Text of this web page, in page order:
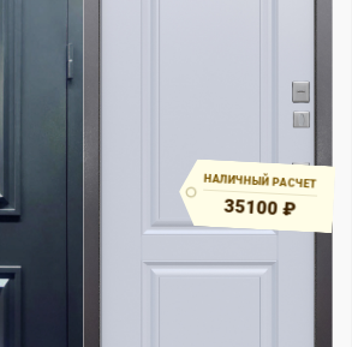
НАЛИЧНЫЙ РАСЧЕТ
35100 ₽